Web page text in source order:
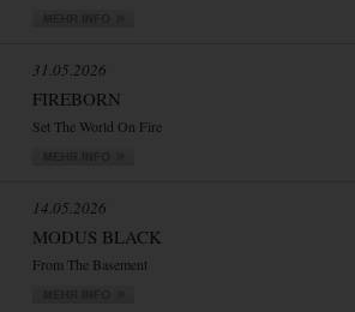
31.05.2026
FIREBORN
Set The World On Fire
14.05.2026
MODUS BLACK
From The Basement